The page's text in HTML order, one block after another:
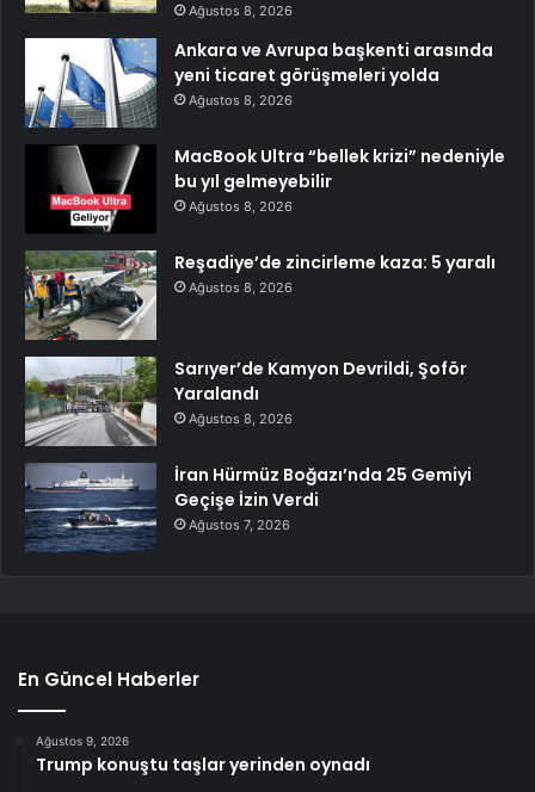
Ağustos 8, 2026
Ankara ve Avrupa başkenti arasında
yeni ticaret görüşmeleri yolda
Ağustos 8, 2026
MacBook Ultra “bellek krizi” nedeniyle
bu yıl gelmeyebilir
Ağustos 8, 2026
Reşadiye’de zincirleme kaza: 5 yaralı
Ağustos 8, 2026
Sarıyer’de Kamyon Devrildi, Şoför
Yaralandı
Ağustos 8, 2026
İran Hürmüz Boğazı’nda 25 Gemiyi
Geçişe İzin Verdi
Ağustos 7, 2026
En Güncel Haberler
Ağustos 9, 2026
Trump konuştu taşlar yerinden oynadı